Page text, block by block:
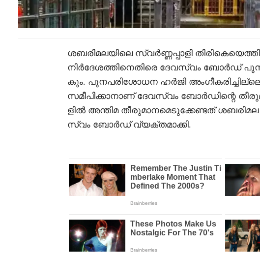
ശബരിമലയിലെ സ്വർണ്ണപ്പാളി
നിർദേശത്തിനെതിരെ ദേവസ്വം ബോർഡ്
കും. പുനപരിശോധന ഹർജി
സമീപിക്കാനാണ് ദേവസ്വം ബോർഡിന്റെ
ളിൽ അന്തിമ തീരുമാനമെടുക്കേണ്ടത്
സ്വം ബോർഡ് വ്യക്തമാക്കി.